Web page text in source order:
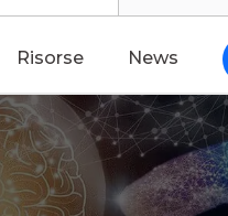
Risorse News